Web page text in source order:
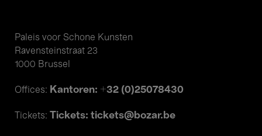
Paleis voor Schone Kunsten
Ravensteinstraat 23
1000 Brussel
Offices: Kantoren: +32 (0)25078430
Tickets: Tickets: tickets@bozar.be